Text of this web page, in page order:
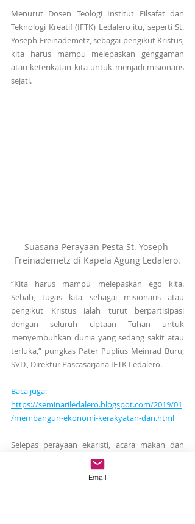
Menurut Dosen Teologi Institut Filsafat dan
Teknologi Kreatif (IFTK) Ledalero itu, seperti St.
Yoseph Freinademetz, sebagai pengikut Kristus,
kita harus mampu melepaskan genggaman
atau keterikatan kita untuk menjadi misionaris
sejati.
Suasana Perayaan Pesta St. Yoseph
Freinademetz di Kapela Agung Ledalero.
“Kita harus mampu melepaskan ego kita.
Sebab, tugas kita sebagai misionaris atau
pengikut Kristus ialah turut berpartisipasi
dengan seluruh ciptaan Tuhan untuk
menyembuhkan dunia yang sedang sakit atau
terluka,” pungkas Pater Puplius Meinrad Buru,
SVD., Direktur Pascasarjana IFTK Ledalero.
Baca juga:
https://seminariledalero.blogspot.com/2019/01
/membangun-ekonomi-kerakyatan-dan.html
Selepas perayaan ekaristi, acara makan dan
minum dieksekusi di unit masing-masing.
Sebab, aktivitas perkuliahan dan aktivitas
Email